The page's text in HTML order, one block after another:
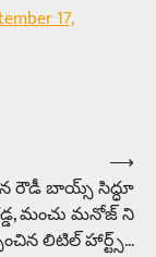
17,
రౌడీ బాయ్స్ సిద్ధూ
మంచు మనోజ్ ని
లిటిల్ హార్ట్స్…
⟶